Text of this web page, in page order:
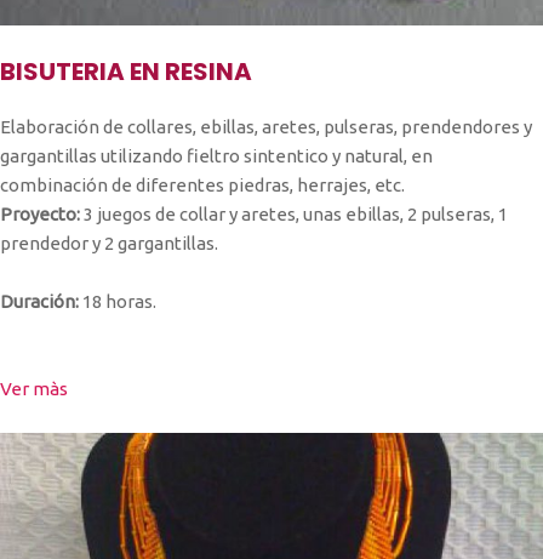
BISUTERIA EN RESINA
Elaboración de collares, ebillas, aretes, pulseras, prendendores y
gargantillas utilizando fieltro sintentico y natural, en
combinación de diferentes piedras, herrajes, etc.
Proyecto:3 juegos de collar y aretes, unas ebillas, 2 pulseras, 1
prendedor y 2 gargantillas.
Duración: 18 horas.
Ver màs